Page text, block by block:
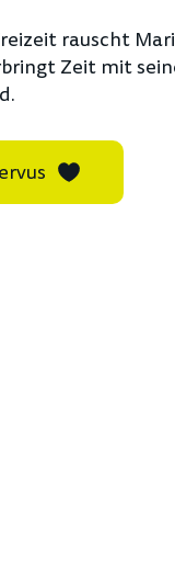
rauscht
Zeit mit